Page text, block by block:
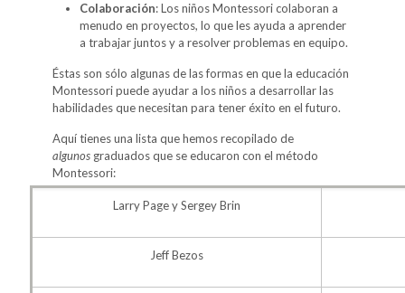
Colaboración: Los niños Montessori colaboran a
menudo en proyectos, lo que les ayuda a aprender
a trabajar juntos y a resolver problemas en equipo.
Éstas son sólo algunas de las formas en que la educación
Montessori puede ayudar a los niños a desarrollar las
habilidades que necesitan para tener éxito en el futuro.
Aquí tienes una lista que hemos recopilado de
algunos graduados que se educaron con el método
Montessori:
Larry Page y Sergey Brin
Jeff Bezos